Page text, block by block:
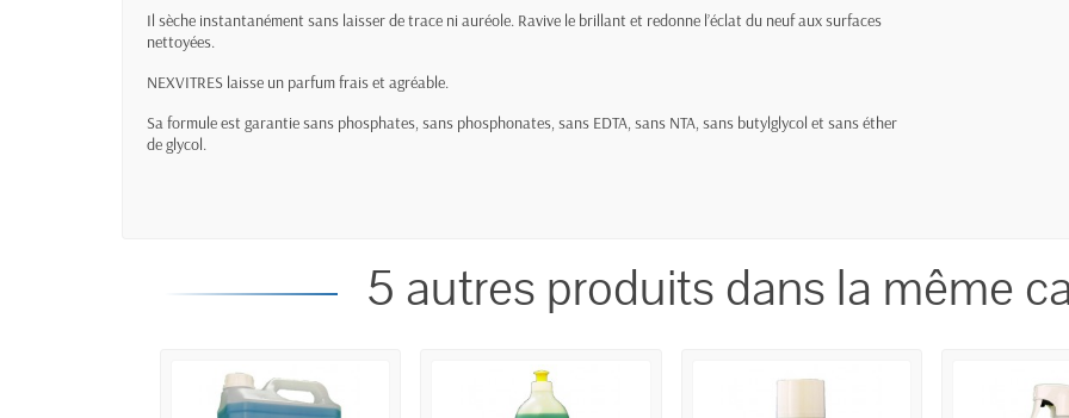
Il sèche instantanément sans laisser de trace ni auréole. Ravive le brillant et redonne l’éclat du neuf aux surfaces
nettoyées.
NEXVITRES laisse un parfum frais et agréable.
Sa formule est garantie sans phosphates, sans phosphonates, sans EDTA, sans NTA, sans butylglycol et sans éther
de glycol.
5 autres produits dans la même